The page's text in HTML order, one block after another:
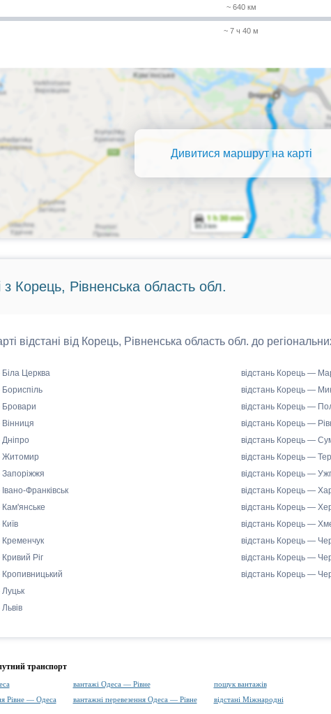
~ 640 км
~ 7 ч 40 м
Дивитися маршрут на карті
з Корець, Рівненська область обл.
відстані від Корець, Рівненська область обл. до
Церква
Бровари
Житомир
Франківськ
Ріг
відстань Корець —
відстань Корець —
відстань Корець —
відстань Корець —
відстань Корець —
відстань Корець —
відстань Корець —
відстань Корець —
відстань Корець —
відстань Корець —
відстань Корець —
відстань Корець —
відстань Корець —
транспорт
вантажі Одеса — Рівне
пошук вантажів
Рівне — Одеса
вантажні перевезення Одеса — Рівне відстані Міжнародні